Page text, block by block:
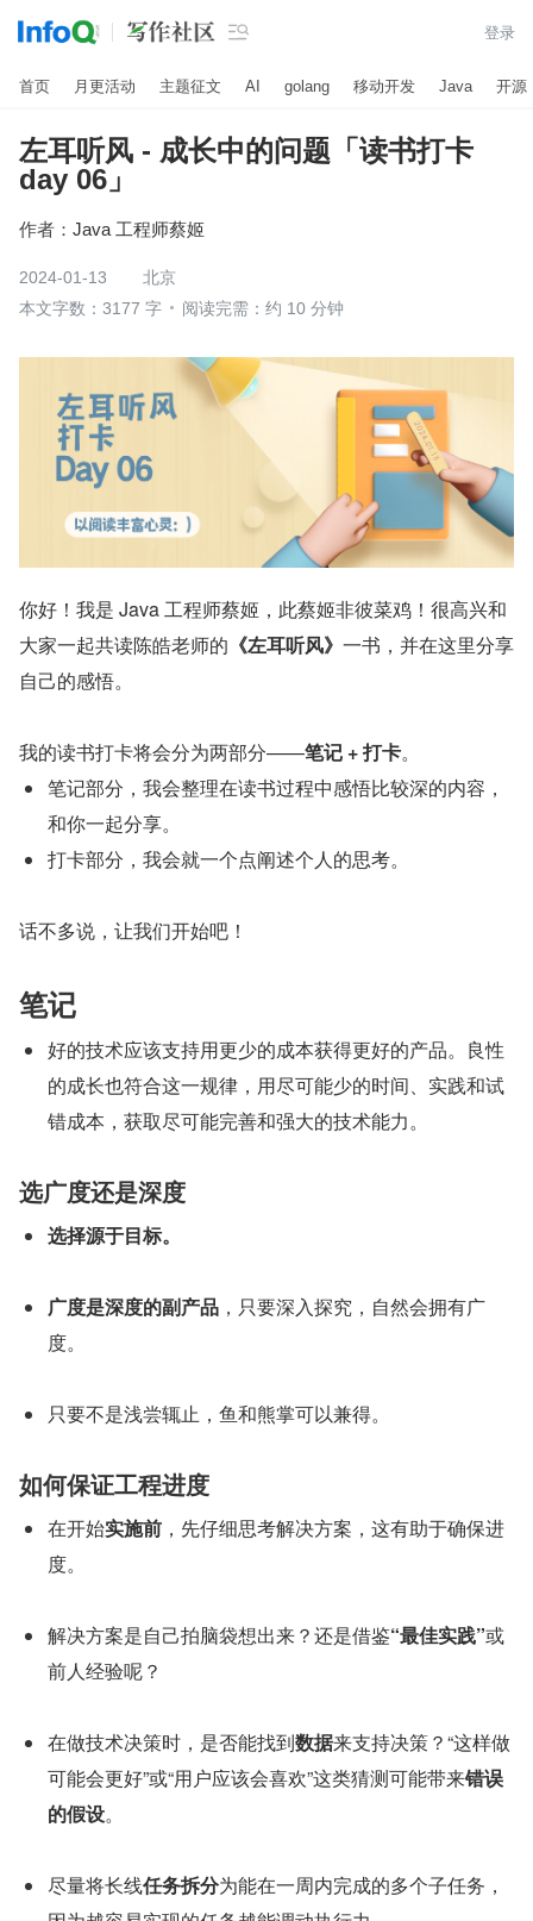
 登录
首页 月更活动 主题征文 AI golang 移动开发 Java 开源
左耳听风 - 成长中的问题「读书打卡
day 06」
作者： Java 工程师蔡姬
2024-01-13
北京
本文字数：3177 字
阅读完需：约 10 分钟
你好！我是 Java 工程师蔡姬，此蔡姬非彼菜鸡！很高兴和
大家一起共读陈皓老师的 《左耳听风》 一书，并在这里分享
自己的感悟。
我的读书打卡将会分为两部分——笔记 + 打卡。
笔记部分，我会整理在读书过程中感悟比较深的内容，
和你一起分享。
打卡部分，我会就一个点阐述个人的思考。
话不多说，让我们开始吧！
笔记
好的技术应该支持用更少的成本获得更好的产品。良性
的成长也符合这一规律，用尽可能少的时间、实践和试
错成本，获取尽可能完善和强大的技术能力。
选广度还是深度
选择源于目标。
广度是深度的副产品 ，只要深入探究，自然会拥有广
度。
只要不是浅尝辄止，鱼和熊掌可以兼得。
如何保证工程进度
在开始实施前 ，先仔细思考解决方案，这有助于确保进
度。
解决方案是自己拍脑袋想出来？还是借鉴“最佳实践”或
前人经验呢？
在做技术决策时，是否能找到数据来支持决策？“这样做
可能会更好”或“用户应该会喜欢”这类猜测可能带来错误
的假设。
尽量将长线任务拆分为能在一周内完成的多个子任务，